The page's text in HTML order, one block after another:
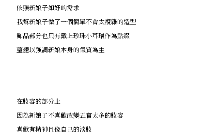
依照新娘子如妤的需求
我幫新娘子做了一個簡單不會太複雜的造型
飾品部分也只有戴上珍珠小耳環作為點綴
整體以強調新娘本身的氣質為主
在妝容的部分上
因為新娘子不喜歡改變五官太多的妝容
喜歡有精神且像自己的淡妝